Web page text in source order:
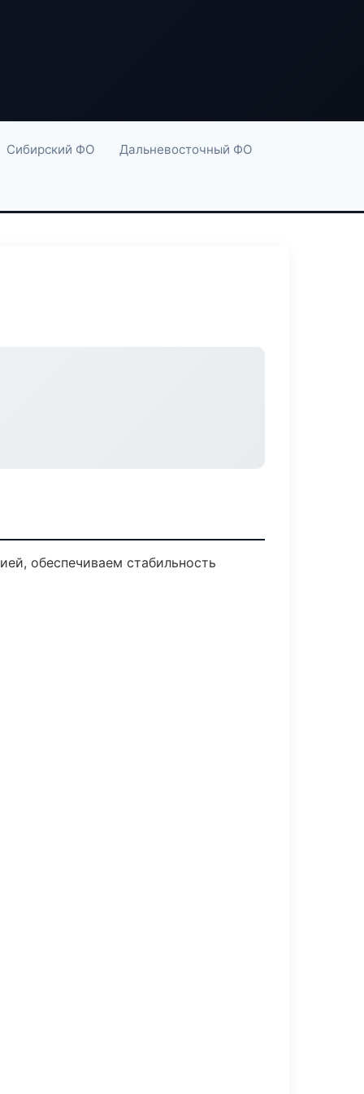
Сибирский ФО Дальневосточный ФО
обеспечиваем стабильность